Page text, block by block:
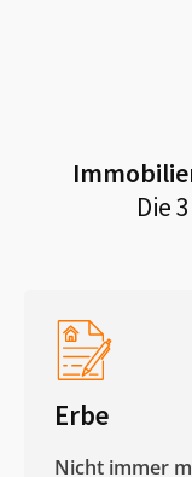
Die
Erbe
Nicht immer